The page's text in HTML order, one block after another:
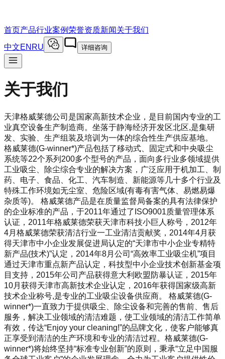
首页产品行业案例荣誉资质新闻关于我们
中文EN RU 详细咨询
关于我们
天津格威莱德公司是国家高新技术企业，是目前国内专业的工
业真空设备生产制造商。坐落于静海经济开发区北区,是集研
发、实验、生产组装及培训为一体的综合性生产供应基地。
格威莱德(G-winner*)产品包括了移动式、固定式和中央吸尘
系统等22个系列200多个型号的产品，面向多行业多领域提供
工业吸尘、除尘综合专业的解决方案，广泛应用于机加工、制
药、电子、食品、化工、汽车制造、新能源等几十多个行业及
特殊工作环境如无尘室、危险区域(有毒有害气体、易燃易爆
杂质等)。 格威莱德产品是在质量监督局备案的具有法律保护
的企业标准的产品，于2011年通过了ISO9001质量管理体系
认证，2011年格威莱德荣获天津市科技小巨人称号，2012年
4月格威莱德荣获清洁行业一工业清洁贡献奖，2014年4月获
得天津市中小企业发展促进局认定的“天津市中小企业专精特
新产品(技术)”认定，2014年8月公司“高效率工业吸尘机”项目
通过天津市重点新产品认定，科技型中小企业技术创新基金项
目支持，2015年公司产品获得意大利欧盟防暴认证，2015年
10月获得天津市高新技术企业认定，2016年获得国家级高新
技术企业称号,是专业的工业吸尘设备供应商。 格威莱德(G-
winner*)一直致力于提供吸尘、除尘设备和完善的售前、售后
服务，解决工业领域的清洁难题，使工业领域的清洁工作简单
有效，传达“Enjoy your cleaning!”的品牌文化，使客户能够真
正享受到清洁的生产环境和专业的清洁过程。格威莱德(G-
winner*)将始终坚持“标准专业创新”的原则，秉承“立足中国服